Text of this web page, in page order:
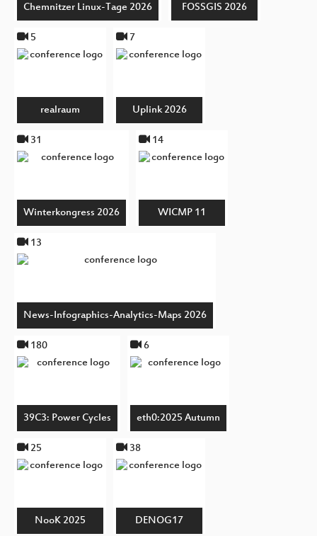
Chemnitzer Linux-Tage 2026 FOSSGIS 2026
5
realraum
7
Uplink 2026
31
Winterkongress 2026
14
WICMP 11
13
News-Infographics-Analytics-Maps 2026
180
39C3: Power Cycles
6
eth0:2025 Autumn
25
NooK 2025
38
DENOG17